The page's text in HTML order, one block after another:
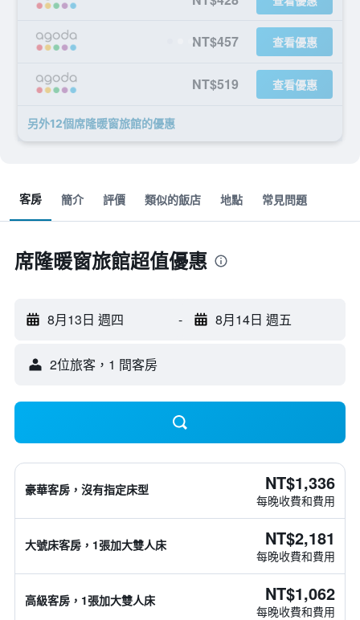
NT$457 查看優惠
NT$519 查看優惠
另外12個席隆暖窗旅館​的優惠
客房 簡介 評價 類似的飯店 地點 常見問題
席隆暖窗旅館超值優惠
8月13日 週四 - 8月14日 週五
2位旅客，1 間客房
豪華客房，沒有指定床型 NT$1,336
每晚收費和費用
大號床客房，1張加大雙人床 NT$2,181
每晚收費和費用
高級客房，1張加大雙人床 NT$1,062
每晚收費和費用